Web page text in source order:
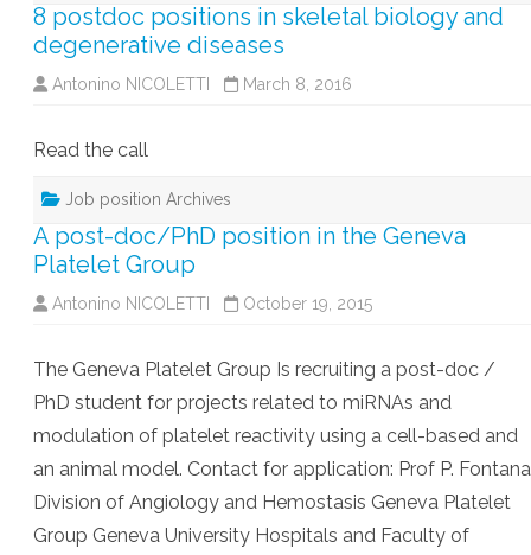
8 postdoc positions in skeletal biology and
degenerative diseases
Antonino NICOLETTI March 8, 2016
Read the call
Job position Archives
A post-doc/PhD position in the Geneva
Platelet Group
Antonino NICOLETTI October 19, 2015
The Geneva Platelet Group Is recruiting a post-doc /
PhD student for projects related to miRNAs and
modulation of platelet reactivity using a cell-based and
an animal model. Contact for application: Prof P. Fontana
Division of Angiology and Hemostasis Geneva Platelet
Group Geneva University Hospitals and Faculty of